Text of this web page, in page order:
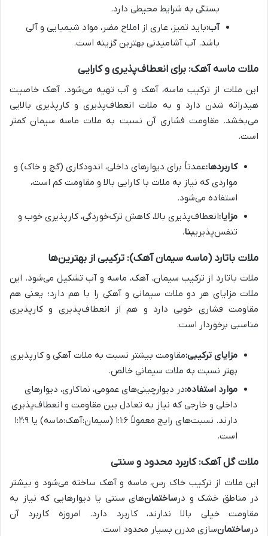
بستگی به شرایط محیطی دارد.
آب:باید تمیز، عاری از املاح مضر، مواد شیمیایی و آلی
باشد. آب آشامیدنی بهترین گزینه است.
ملات ماسه آهک: برای انعطاف‌پذیری و کارایی
این ملات از ترکیب ماسه، آهک و آب تهیه می‌شود. آهک خاصیت
هیدراته شدن دارد و به ملات انعطاف‌پذیری و کارپذیری بالایی
می‌بخشد. مقاومت فشاری آن نسبت به ملات ماسه سیمان کمتر
است.
کاربردها:عمدتاً برای دیوارهای داخلی، اندودکاری (گچ و خاک) و
مواردی که نیاز به ملات با کارایی بالا و مقاومت کم است،
استفاده می‌شود.
مزایا:انعطاف‌پذیری بالا، کاهش ترک‌خوردگی، کارپذیری خوب و
تنفس‌پذیریبنا.
ملات باتارد (ماسه سیمان آهک): ترکیبی از بهترین‌ها
ملات باتارد از ترکیب سیمان، آهک، ماسه و آب تشکیل می‌شود. این
ملات مزایای هر دو ملات سیمانی و آهکی را با هم دارد؛ یعنی هم
مقاومت فشاری خوبی دارد و هم از انعطاف‌پذیری و کارپذیری
مناسبی برخوردار است.
مزایای ترکیبی:مقاومت بیشتر نسبت به ملات آهکی و کارپذیری
بهتر نسبت به ملات سیمانی خالص.
موارد استفاده:در دیوارچینی‌های عمومی، نماکاری، دیوارهای
داخلی و خارجی که نیاز به تعادل بین مقاومت و انعطاف‌پذیری
دارند. نسبت‌های رایج معمولاً ۱:۱:۶ (سیمان:آهک:ماسه) یا ۱:۲:۹
است.
ملات گل آهک: کاربرد محدود و سنتی
این ملات از ترکیب خاک رس، ماسه و آهک ساخته می‌شود و بیشتر
در مناطق خشک و درساختمان‌های سنتی یا دیوارهایی که نیاز به
مقاومت خیلی بالا ندارند، کاربرد دارد. امروزه کاربرد آن
درساختمان‌سازی مدرن بسیار محدود است.